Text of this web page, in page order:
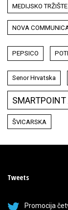
MEDIJSKO TRŽIŠTE
NOVA
PEPSICO
Senor Hrvatska
SMARTPOINT
ŠVICARSKA
Tweets
Promocija